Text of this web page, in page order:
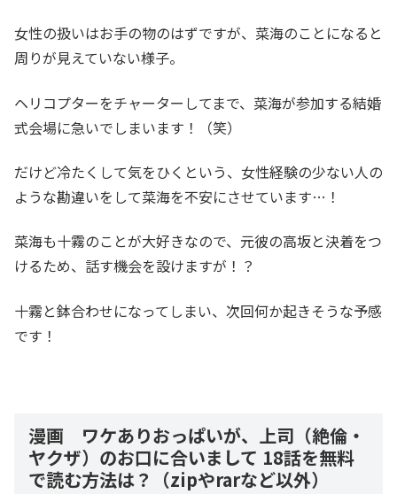
女性の扱いはお手の物のはずですが、菜海のことになると
周りが見えていない様子。
ヘリコプターをチャーターしてまで、菜海が参加する結婚
式会場に急いでしまいます！（笑）
だけど冷たくして気をひくという、女性経験の少ない人の
ような勘違いをして菜海を不安にさせています…！
菜海も十霧のことが大好きなので、元彼の高坂と決着をつ
けるため、話す機会を設けますが！？
十霧と鉢合わせになってしまい、次回何か起きそうな予感
です！
漫画 ワケありおっぱいが、上司（絶倫・
ヤクザ）のお口に合いまして 18話を無料
で読む方法は？（zipやrarなど以外）